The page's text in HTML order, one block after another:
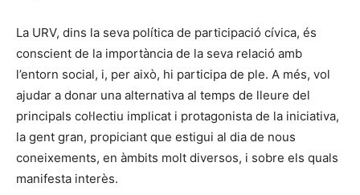
La URV, dins la seva política de participació cívica, és
conscient de la importància de la seva relació amb
l’entorn social, i, per això, hi participa de ple. A més, vol
ajudar a donar una alternativa al temps de lleure del
principals col·lectiu implicat i protagonista de la iniciativa,
la gent gran, propiciant que estigui al dia de nous
coneixements, en àmbits molt diversos, i sobre els quals
manifesta interès.